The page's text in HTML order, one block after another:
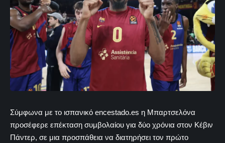
Σύμφωνα με το ισπανικό encestado.es η Μπαρτσελόνα
προσέφερε επέκταση συμβολαίου για δύο χρόνια στον Κέβιν
Πάντερ, σε μια προσπάθεια να διατηρήσει τον πρώτο